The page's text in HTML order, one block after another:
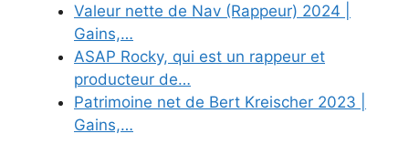
Valeur nette de Nav (Rappeur) 2024 |
Gains,…
ASAP Rocky, qui est un rappeur et
producteur de…
Patrimoine net de Bert Kreischer 2023 |
Gains,…